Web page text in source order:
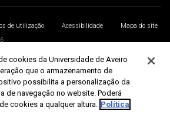
de utilização Acessibilidade
Mapa do site
cookies da Universidade de Aveiro
que o armazenamento de
possibilita a personalização da
de navegação no website. Poderá
cookies a qualquer altura. Política